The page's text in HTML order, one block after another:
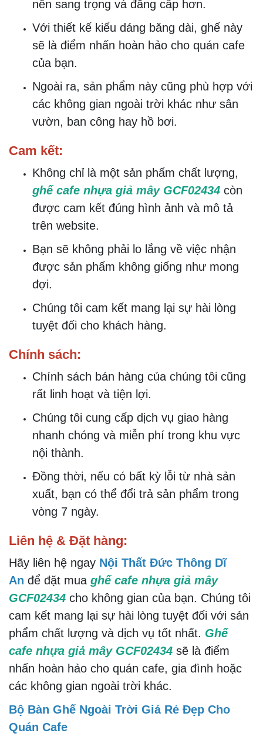
nên sang trọng và đẳng cấp hơn.
Với thiết kế kiểu dáng băng dài, ghế này
sẽ là điểm nhấn hoàn hảo cho quán cafe
của bạn.
Ngoài ra, sản phẩm này cũng phù hợp với
các không gian ngoài trời khác như sân
vườn, ban công hay hồ bơi.
Cam kết:
Không chỉ là một sản phẩm chất lượng,
ghế cafe nhựa giả mây GCF02434 còn
được cam kết đúng hình ảnh và mô tả
trên website.
Bạn sẽ không phải lo lắng về việc nhận
được sản phẩm không giống như mong
đợi.
Chúng tôi cam kết mang lại sự hài lòng
tuyệt đối cho khách hàng.
Chính sách:
Chính sách bán hàng của chúng tôi cũng
rất linh hoạt và tiện lợi.
Chúng tôi cung cấp dịch vụ giao hàng
nhanh chóng và miễn phí trong khu vực
nội thành.
Đồng thời, nếu có bất kỳ lỗi từ nhà sản
xuất, bạn có thể đổi trả sản phẩm trong
vòng 7 ngày.
Liên hệ & Đặt hàng:
Hãy liên hệ ngay Nội Thất Đức Thông Dĩ
An để đặt mua ghế cafe nhựa giả mây
GCF02434 cho không gian của bạn. Chúng tôi
cam kết mang lại sự hài lòng tuyệt đối với sản
phẩm chất lượng và dịch vụ tốt nhất. Ghế
cafe nhựa giả mây GCF02434 sẽ là điểm
nhấn hoàn hảo cho quán cafe, gia đình hoặc
các không gian ngoài trời khác.
Bộ Bàn Ghế Ngoài Trời Giá Rẻ Đẹp Cho
Quán Cafe